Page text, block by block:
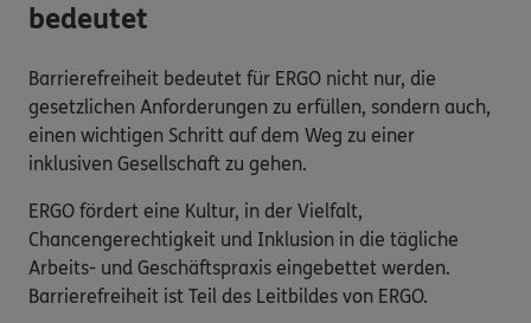
bedeutet
Barrierefreiheit bedeutet für ERGO nicht nur, die
gesetzlichen Anforderungen zu erfüllen, sondern auch,
einen wichtigen Schritt auf dem Weg zu einer
inklusiven Gesellschaft zu gehen.
ERGO fördert eine Kultur, in der Vielfalt,
Chancengerechtigkeit und Inklusion in die tägliche
Arbeits- und Geschäftspraxis eingebettet werden.
Barrierefreiheit ist Teil des Leitbildes von ERGO.